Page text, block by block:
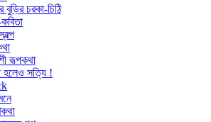
বুড়ির চরকা-চিঠি
রূপকথা
হলেও সত্যি !